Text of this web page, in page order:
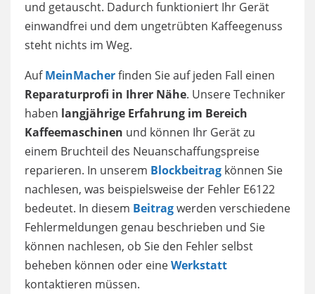
und getauscht. Dadurch funktioniert Ihr Gerät
einwandfrei und dem ungetrübten Kaffeegenuss
steht nichts im Weg.
AufMeinMacherfinden Sie auf jeden Fall einen
Reparaturprofi in Ihrer Nähe. Unsere Techniker
haben langjährige Erfahrung im Bereich
Kaffeemaschinen und können Ihr Gerät zu
einem Bruchteil des Neuanschaffungspreise
reparieren. In unserem Blockbeitrag können Sie
nachlesen, was beispielsweise der Fehler E6122
bedeutet. In diesem Beitragwerden verschiedene
Fehlermeldungen genau beschrieben und Sie
können nachlesen, ob Sie den Fehler selbst
beheben können oder eineWerkstatt
kontaktieren müssen.